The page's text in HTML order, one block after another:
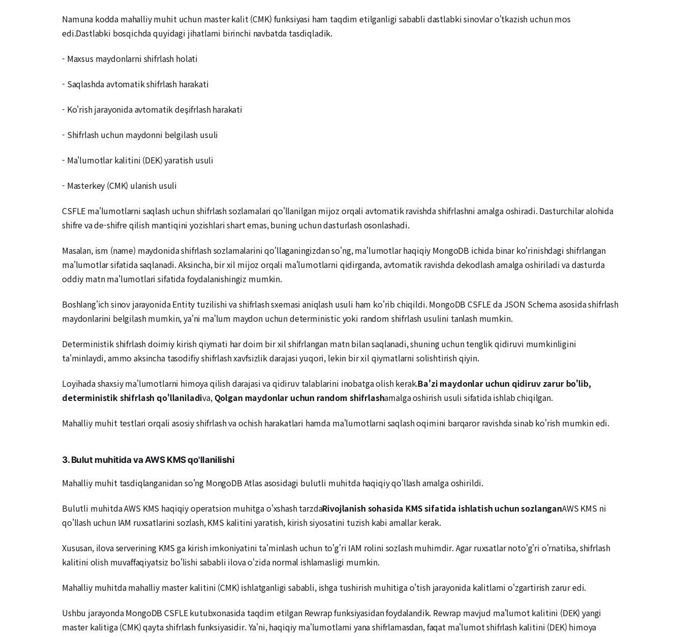
Namuna kodda mahalliy muhit uchun master kalit (CMK) funksiyasi ham taqdim etilganligi sababli dastlabki sinovlar o'tkazish uchun mos
edi.Dastlabki bosqichda quyidagi jihatlarni birinchi navbatda tasdiqladik.
- Maxsus maydonlarni shifrlash holati
- Saqlashda avtomatik shifrlash harakati
- Ko'rish jarayonida avtomatik deşifrlash harakati
- Shifrlash uchun maydonni belgilash usuli
- Ma'lumotlar kalitini (DEK) yaratish usuli
- Masterkey (CMK) ulanish usuli
CSFLE ma'lumotlarni saqlash uchun shifrlash sozlamalari qo'llanilgan mijoz orqali avtomatik ravishda shifrlashni amalga oshiradi. Dasturchilar alohida
shifre va de-shifre qilish mantiqini yozishlari shart emas, buning uchun dasturlash osonlashadi.
Masalan, ism (name) maydonida shifrlash sozlamalarini qo'llaganingizdan so'ng, ma'lumotlar haqiqiy MongoDB ichida binar ko'rinishdagi shifrlangan
ma'lumotlar sifatida saqlanadi. Aksincha, bir xil mijoz orqali ma'lumotlarni qidirganda, avtomatik ravishda dekodlash amalga oshiriladi va dasturda
oddiy matn ma'lumotlari sifatida foydalanishingiz mumkin.
Boshlang'ich sinov jarayonida Entity tuzilishi va shifrlash sxemasi aniqlash usuli ham ko'rib chiqildi. MongoDB CSFLE da JSON Schema asosida shifrlash
maydonlarini belgilash mumkin, ya'ni ma'lum maydon uchun deterministic yoki random shifrlash usulini tanlash mumkin.
Deterministik shifrlash doimiy kirish qiymati har doim bir xil shifrlangan matn bilan saqlanadi, shuning uchun tenglik qidiruvi mumkinligini
ta'minlaydi, ammo aksincha tasodifiy shifrlash xavfsizlik darajasi yuqori, lekin bir xil qiymatlarni solishtirish qiyin.
Loyihada shaxsiy ma'lumotlarni himoya qilish darajasi va qidiruv talablarini inobatga olish kerak.Ba'zi maydonlar uchun qidiruv zarur bo'lib,
deterministik shifrlash qo'llaniladiva, Qolgan maydonlar uchun random shifrlashamalga oshirish usuli sifatida ishlab chiqilgan.
Mahalliy muhit testlari orqali asosiy shifrlash va ochish harakatlari hamda ma'lumotlarni saqlash oqimini barqaror ravishda sinab ko'rish mumkin edi.
3. Bulut muhitida va AWS KMS qo'llanilishi
Mahalliy muhit tasdiqlanganidan so'ng MongoDB Atlas asosidagi bulutli muhitda haqiqiy qo'llash amalga oshirildi.
Bulutli muhitda AWS KMS haqiqiy operatsion muhitga o'xshash tarzdaRivojlanish sohasida KMS sifatida ishlatish uchun sozlanganAWS KMS ni
qo'llash uchun IAM ruxsatlarini sozlash, KMS kalitini yaratish, kirish siyosatini tuzish kabi amallar kerak.
Xususan, ilova serverining KMS ga kirish imkoniyatini ta'minlash uchun to'g'ri IAM rolini sozlash muhimdir. Agar ruxsatlar noto'g'ri o'rnatilsa, shifrlash
kalitini olish muvaffaqiyatsiz bo'lishi sababli ilova o'zida normal ishlamasligi mumkin.
Mahalliy muhitda mahalliy master kalitini (CMK) ishlatganligi sababli, ishga tushirish muhitiga o'tish jarayonida kalitlarni o'zgartirish zarur edi.
Ushbu jarayonda MongoDB CSFLE kutubxonasida taqdim etilgan Rewrap funksiyasidan foydalandik. Rewrap mavjud ma'lumot kalitini (DEK) yangi
master kalitiga (CMK) qayta shifrlash funksiyasidir. Ya'ni, haqiqiy ma'lumotlarni yana shifrlamasdan, faqat ma'lumot shifrlash kalitini (DEK) himoya